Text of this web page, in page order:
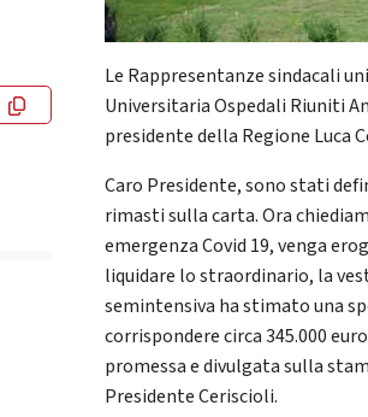
Le Rappresentanze sindacali
Universitaria Ospedali Riuniti
presidente della Regione Luca
Caro Presidente, sono stati
rimasti sulla carta. Ora
emergenza Covid 19, venga
liquidare lo straordinario, la
semintensiva ha stimato una
corrispondere circa 345.000
promessa e divulgata sulla
Presidente Ceriscioli.